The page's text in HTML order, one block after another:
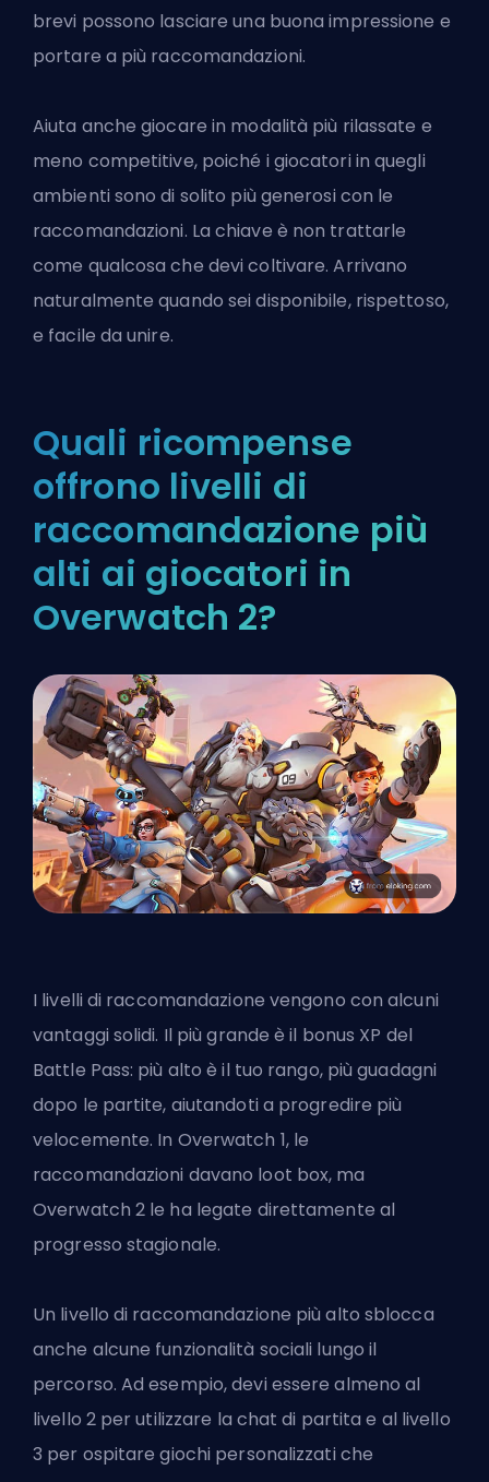
brevi possono lasciare una buona impressione e
portare a più raccomandazioni.
Aiuta anche giocare in modalità più rilassate e
meno competitive, poiché i giocatori in quegli
ambienti sono di solito più generosi con le
raccomandazioni. La chiave è non trattarle
come qualcosa che devi coltivare. Arrivano
naturalmente quando sei disponibile, rispettoso,
e facile da unire.
Quali ricompense
offrono livelli di
raccomandazione più
alti ai giocatori in
Overwatch 2?
I livelli di raccomandazione vengono con alcuni
vantaggi solidi. Il più grande è il bonus XP del
Battle Pass: più alto è il tuo rango, più guadagni
dopo le partite, aiutandoti a progredire più
velocemente. In Overwatch 1, le
raccomandazioni davano loot box, ma
Overwatch 2 le ha legate direttamente al
progresso stagionale.
Un livello di raccomandazione più alto sblocca
anche alcune funzionalità sociali lungo il
percorso. Ad esempio, devi essere almeno al
livello 2 per utilizzare la chat di partita e al livello
3 per ospitare giochi personalizzati che